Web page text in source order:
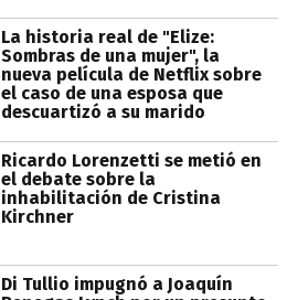
La historia real de "Elize:
Sombras de una mujer", la
nueva película de Netflix sobre
el caso de una esposa que
descuartizó a su marido
Ricardo Lorenzetti se metió en
el debate sobre la
inhabilitación de Cristina
Kirchner
Di Tullio impugnó a Joaquín